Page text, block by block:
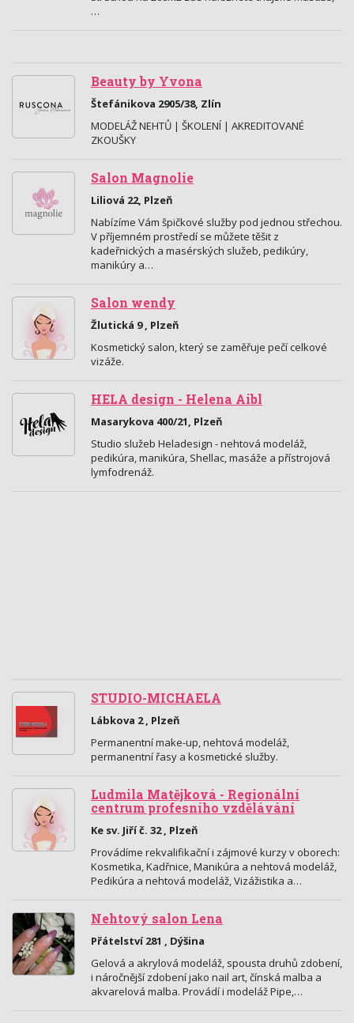
…
Beauty by Yvona
Štefánikova 2905/38, Zlín
MODELÁŽ NEHTŮ | ŠKOLENÍ | AKREDITOVANÉ
ZKOUŠKY
Salon Magnolie
Liliová 22, Plzeň
Nabízíme Vám špičkové služby pod jednou střechou.
V příjemném prostředí se můžete těšit z
kadeřnických a masérských služeb, pedikúry,
manikúry a…
Salon wendy
Žlutická 9 , Plzeň
Kosmetický salon, který se zaměřuje pečí celkové
vizáže.
HELA design - Helena Aibl
Masarykova 400/21, Plzeň
Studio služeb Heladesign - nehtová modeláž,
pedikúra, manikúra, Shellac, masáže a přístrojová
lymfodrenáž.
STUDIO-MICHAELA
Lábkova 2 , Plzeň
Permanentní make-up, nehtová modeláž,
permanentní řasy a kosmetické služby.
Ludmila Matějková - Regionální
centrum profesního vzdělávání
Ke sv. Jiří č. 32 , Plzeň
Provádíme rekvalifikační i zájmové kurzy v oborech:
Kosmetika, Kadřnice, Manikúra a nehtová modeláž,
Pedikúra a nehtová modeláž, Vizážistika a…
Nehtový salon Lena
Přátelství 281 , Dýšina
Gelová a akrylová modeláž, spousta druhů zdobení,
i náročnější zdobení jako nail art, čínská malba a
akvarelová malba. Provádí i modeláž Pipe,…